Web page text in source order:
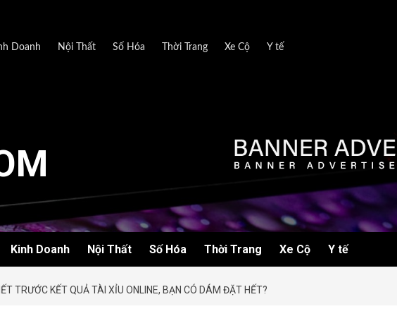
Doanh Nội Thất Số Hóa Thời Trang Xe Cộ Y tế
Kinh Doanh Nội Thất Số Hóa Thời Trang Xe Cộ Y tế
TRƯỚC KẾT QUẢ TÀI XỈU ONLINE, BẠN CÓ DÁM ĐẶT HẾT?